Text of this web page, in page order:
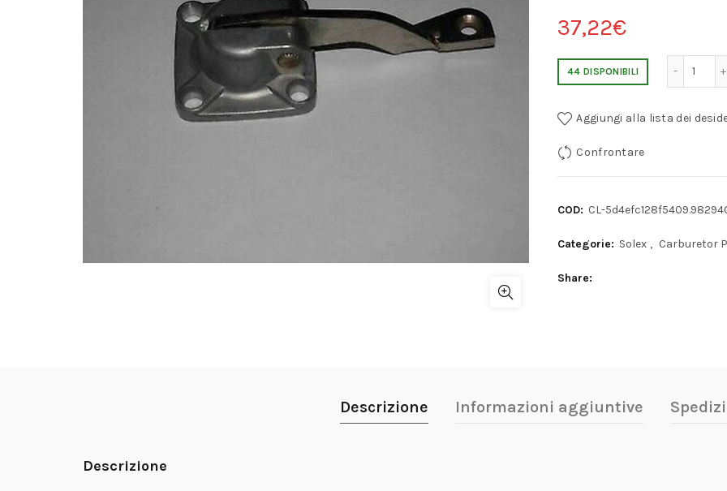
37,22€
44 DISPONIBILI
COPERCHIO MEMBRANA POMPA
Aggiungi alla lista dei
Confrontare
COD: CL-
Categorie: Solex , Carburetor
Share
Descrizione Informazioni aggiuntive
Descrizione